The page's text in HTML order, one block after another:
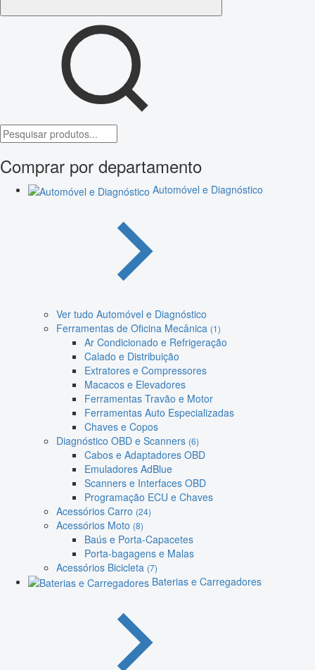
Comprar por departamento
Automóvel e Diagnóstico
Ver tudo Automóvel e Diagnóstico
Ferramentas de Oficina Mecânica (1)
Ar Condicionado e Refrigeração
Calado e Distribuição
Extratores e Compressores
Macacos e Elevadores
Ferramentas Travão e Motor
Ferramentas Auto Especializadas
Chaves e Copos
Diagnóstico OBD e Scanners (6)
Cabos e Adaptadores OBD
Emuladores AdBlue
Scanners e Interfaces OBD
Programação ECU e Chaves
Acessórios Carro (24)
Acessórios Moto (8)
Baús e Porta-Capacetes
Porta-bagagens e Malas
Acessórios Bicicleta (7)
Baterias e Carregadores